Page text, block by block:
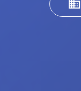
business